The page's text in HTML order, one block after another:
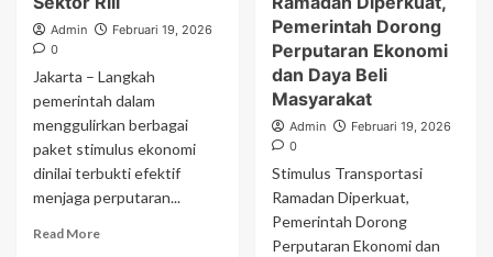
Daya
Beli
Ramadhan
dan
Lebaran
2026
Jamin
Mobilitas
Aman
dan
Sembako
Terjangkau
Admin
Februari 19, 2026
0
Jakarta – Langkah
pemerintah dalam
menggulirkan berbagai
paket stimulus ekonomi
dinilai terbukti efektif
menjaga perputaran...
Read MoreRead
Pemerintah Dorong
Perputaran Ekonomi
dan Daya Beli
Masyarakat
Admin
Februari 19, 2026
0
Stimulus Transportasi
Ramadan Diperkuat,
Pemerintah Dorong
Perputaran Ekonomi dan